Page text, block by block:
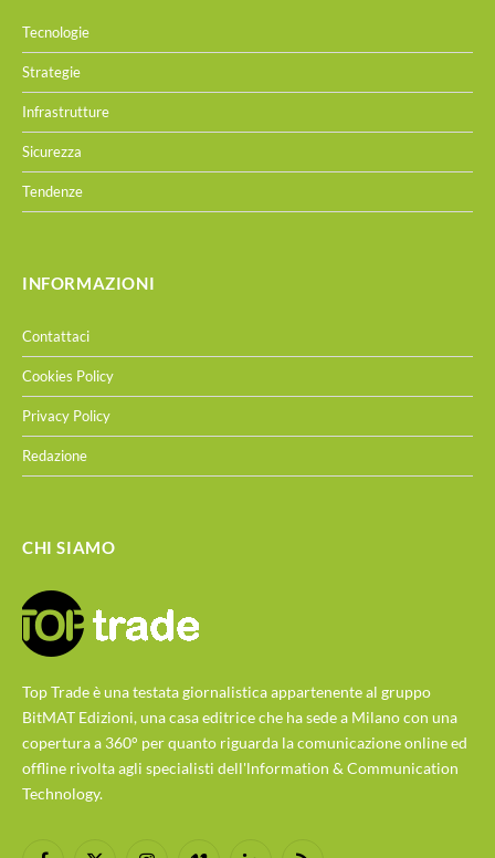
Tecnologie
Strategie
Infrastrutture
Sicurezza
Tendenze
INFORMAZIONI
Contattaci
Cookies Policy
Privacy Policy
Redazione
CHI SIAMO
Top Trade è una testata giornalistica appartenente al gruppo
BitMAT Edizioni, una casa editrice che ha sede a Milano con una
copertura a 360° per quanto riguarda la comunicazione online ed
offline rivolta agli specialisti dell'lnformation & Communication
Technology.